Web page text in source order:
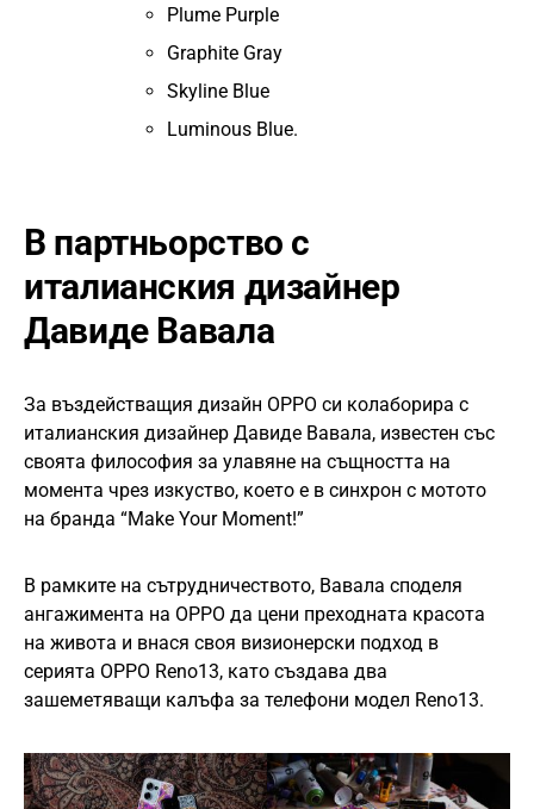
Plume Purple
Graphite Gray
Skyline Blue
Luminous Blue.
В партньорство с
италианския дизайнер
Давиде Вавала
За въздействащия дизайн OPPO си колаборира с
италианския дизайнер Давиде Вавала, известен със
своята философия за улавяне на същността на
момента чрез изкуство, което е в синхрон с мотото
на бранда “Make Your Moment!”
В рамките на сътрудничеството, Вавала споделя
ангажимента на OPPO да цени преходната красота
на живота и внася своя визионерски подход в
серията OPPO Reno13, като създава два
зашеметяващи калъфа за телефони модел Reno13.